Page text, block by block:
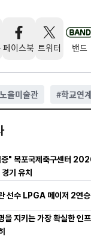
페이스북 트위터 밴드
을미술관 #학교연
증" 목포국제축구센터
기 유치
선수 LPGA 메이저 2연
을 지키는 가장 확실한 인